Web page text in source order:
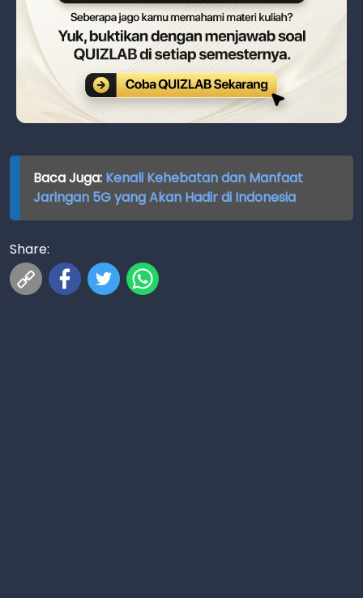
Baca Juga: Kenali Kehebatan dan Manfaat
Jaringan 5G yang Akan Hadir di Indonesia
Share: